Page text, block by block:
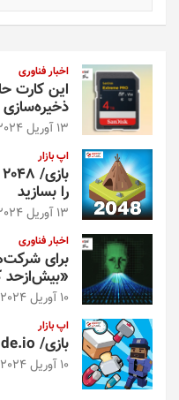
اخبار فناوری
ذخیره‌سازی
13 آوریل 2024
اپ بازار
را بسازید
13 آوریل 2024
اخبار فناوری
برای
10 آوریل 2024
اپ بازار
بازی/ Hide.io؛ از چشم بقیه پنهان شوید
10 آوریل 2024